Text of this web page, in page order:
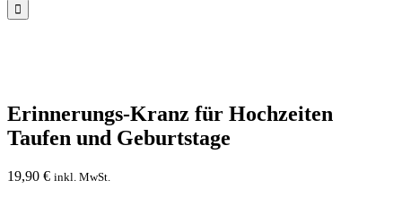
Erinnerungs-Kranz für Hochzeiten
Taufen und Geburtstage
19,90 € inkl. MwSt.